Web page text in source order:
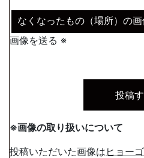
なくなったもの（場所）の画
画像を送る ※
※画像の取り扱いについて
投稿いただいた画像は ヒョー